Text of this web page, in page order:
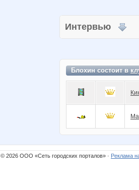
Интервью
Блохин состоит в
© 2026 ООО «Сеть городских порталов» · Реклама